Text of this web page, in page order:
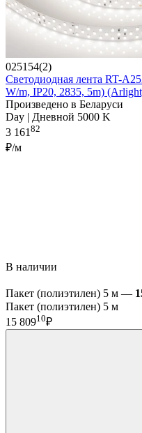
025154(2)
Светодиодная лента RT-
W/m, IP20, 2835, 5m)
Произведено в Беларуси
Day | Дневной 5000 K
3 16182
₽/м
В наличии
Пакет (полиэтилен) 5 м —
Пакет (полиэтилен) 5 м
15 80910₽